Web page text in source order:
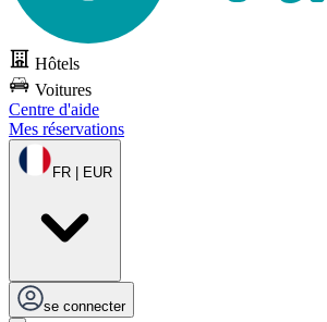
Hôtels
Voitures
Centre d'aide
Mes réservations
FR | EUR
se connecter